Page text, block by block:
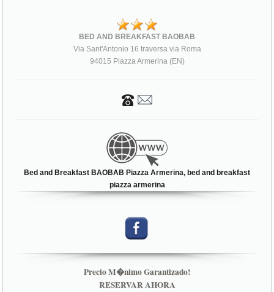
BED AND BREAKFAST BAOBAB
Via Sant'Antonio 16 traversa via Roma
94015 Piazza Armerina (EN)
Bed and Breakfast BAOBAB Piazza Armerina, bed and breakfast
piazza armerina
Precio M�nimo Garantizado!
RESERVAR AHORA